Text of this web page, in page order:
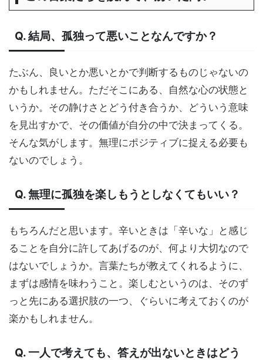
Q. 結局、孤独って悪いことなんですか？
たぶん、良いとか悪いとかで判断するものじゃないの
かもしれません。ただそこにある、自然な心の状態と
いうか。その静けさとどう付き合うか、どういう意味
を見出すかで、その価値が自分の中で決まってくる。
そんな気がします。無理にポジティブに捉える必要も
ないのでしょう。
Q. 無理に孤独を楽しもうとしなくてもいい？
もちろんだと思います。辛いときは「辛いな」と感じ
ることを自分に許してあげるのが、何より大切なので
はないでしょうか。言葉たちが教えてくれるように、
まずは感情を味わうこと。楽しむというのは、そのず
っと先にある選択肢の一つ、ぐらいに考えておくのが
楽かもしれません。
Q. 一人で考えても、答えが出ないときはどう